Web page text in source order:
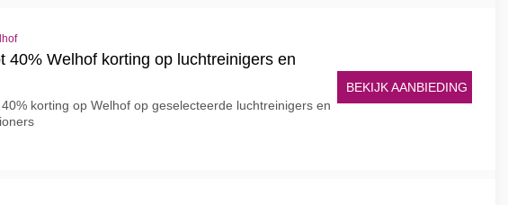
40% Welhof korting op luchtreinigers en
korting op Welhof op geselecteerde luchtreinigers en
BEKIJK AANBIEDING